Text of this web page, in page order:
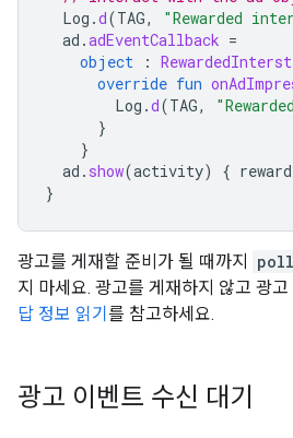
Log .d(TAG,
"Rewarded
ad .adEventCallback =
object
:
override fun
Log .d(TAG,
}
}
ad . show(activity) {
}
광고를 게재할 준비가 될 때까지
지 마세요. 광고를 게재하지 않고 광
답 정보 읽기 를 참고하세요.
광고 이벤트 수신 대기